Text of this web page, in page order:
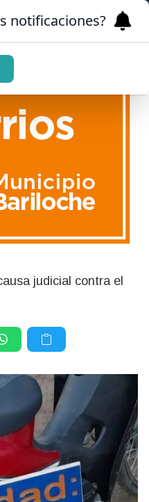
moto que
de
judicial contra el
notificaciones?